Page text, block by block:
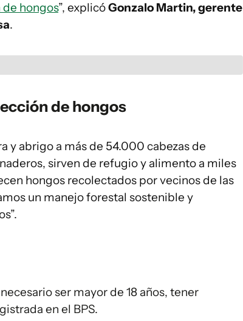
hongos”, explicóGonzalo Martin, gerente
.
de hongos
y abrigo a más de 54.000 cabezas de
sirven de refugio y alimento a miles
hongos recolectados por vecinos de las
un manejo forestal sostenible y
ser mayor de 18 años, tener
en el BPS.